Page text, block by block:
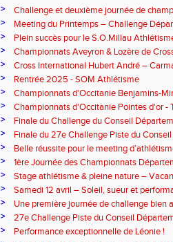
>
Challenge et deuxième journée de
l’Aveyron
>
Meeting du Printemps – Challenge
Samedi 28 mars 2026
>
Plein succès pour le S.O.Millau
départementaux de cross-country
>
Championnats Aveyron & Lozère de
>
Cross International Hubert André –
>
Rentrée 2025 - SOM Athlétisme
>
Championnats d'Occitanie Benjamins-
2025 – Albi
>
Championnats d'Occitanie Pointes d'or -
juin 2025
>
Finale du Challenge du Conseil
>
Finale du 27e Challenge Piste du
l'Aveyron
>
Belle réussite pour le meeting
>
1ère Journée des Championnats
>
Stage athlétisme & pleine nature –
>
Samedi 12 avril – Soleil, sueur et
Rouergue pour la 2eme journée du
>
Une première journée de challenge bien
>
27e Challenge Piste du Conseil
>
Performance exceptionnelle de Léonie !